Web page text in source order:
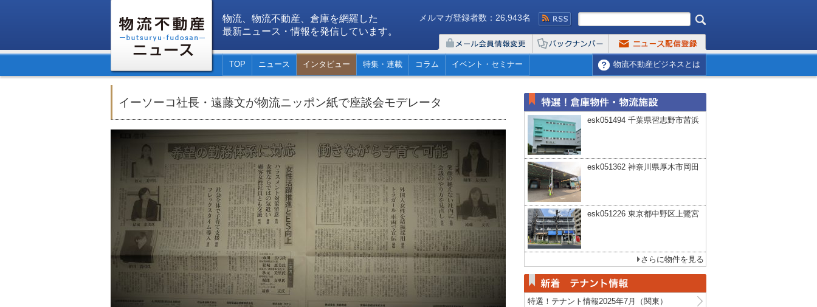
物流、物流不動産、倉庫を網羅した
最新ニュース・情報を発信しています。
メルマガ登録者数：26,943名
TOP ニュース インタビュー 特集・連載 コラム イベント・セミナー 物流不動産ビジネスとは
イーソーコ社長・遠藤文が物流ニッポン紙で座談会モデレータ
esk051494 千葉県習志野市茜浜
esk051362 神奈川県厚木市岡田
esk051226 東京都中野区上鷺宮
さらに物件を見る
特選！テナント情報2025年7月（関東）